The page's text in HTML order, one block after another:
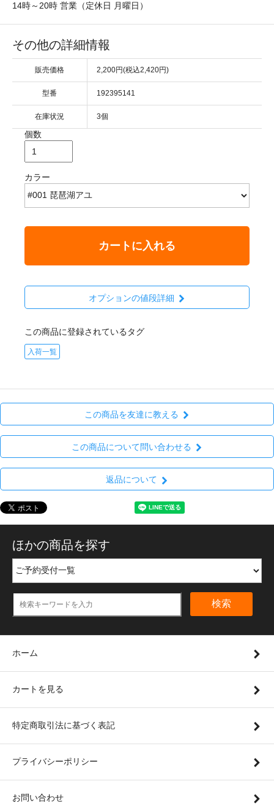
14時～20時 営業（定休日 月曜日）
その他の詳細情報
販売価格 2,200円(税込2,420円)
型番 192395141
在庫状況 3個
個数
カラー
カートに入れる
オプションの値段詳細
この商品に登録されているタグ
入荷一覧
この商品を友達に教える
この商品について問い合わせる
返品について
ほかの商品を探す
検索
ホーム
カートを見る
特定商取引法に基づく表記
プライバシーポリシー
お問い合わせ